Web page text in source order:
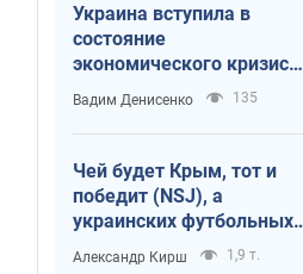
Украина вступила в
состояние
экономического кризиса.
Есть ли свет в конце
туннеля?
Вадим Денисенко 135
Чей будет Крым, тот и
победит (NSJ), а
украинских футбольных
чиновников могут
Александр Кирш 1,9 т.